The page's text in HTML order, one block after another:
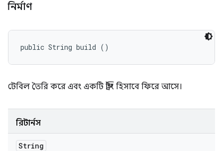
নির্মাণ
public String build ()
টেবিল তৈরি করে এবং একটি স্ট্রিং হিসাবে ফিরে আসে।
রিটার্নস
String